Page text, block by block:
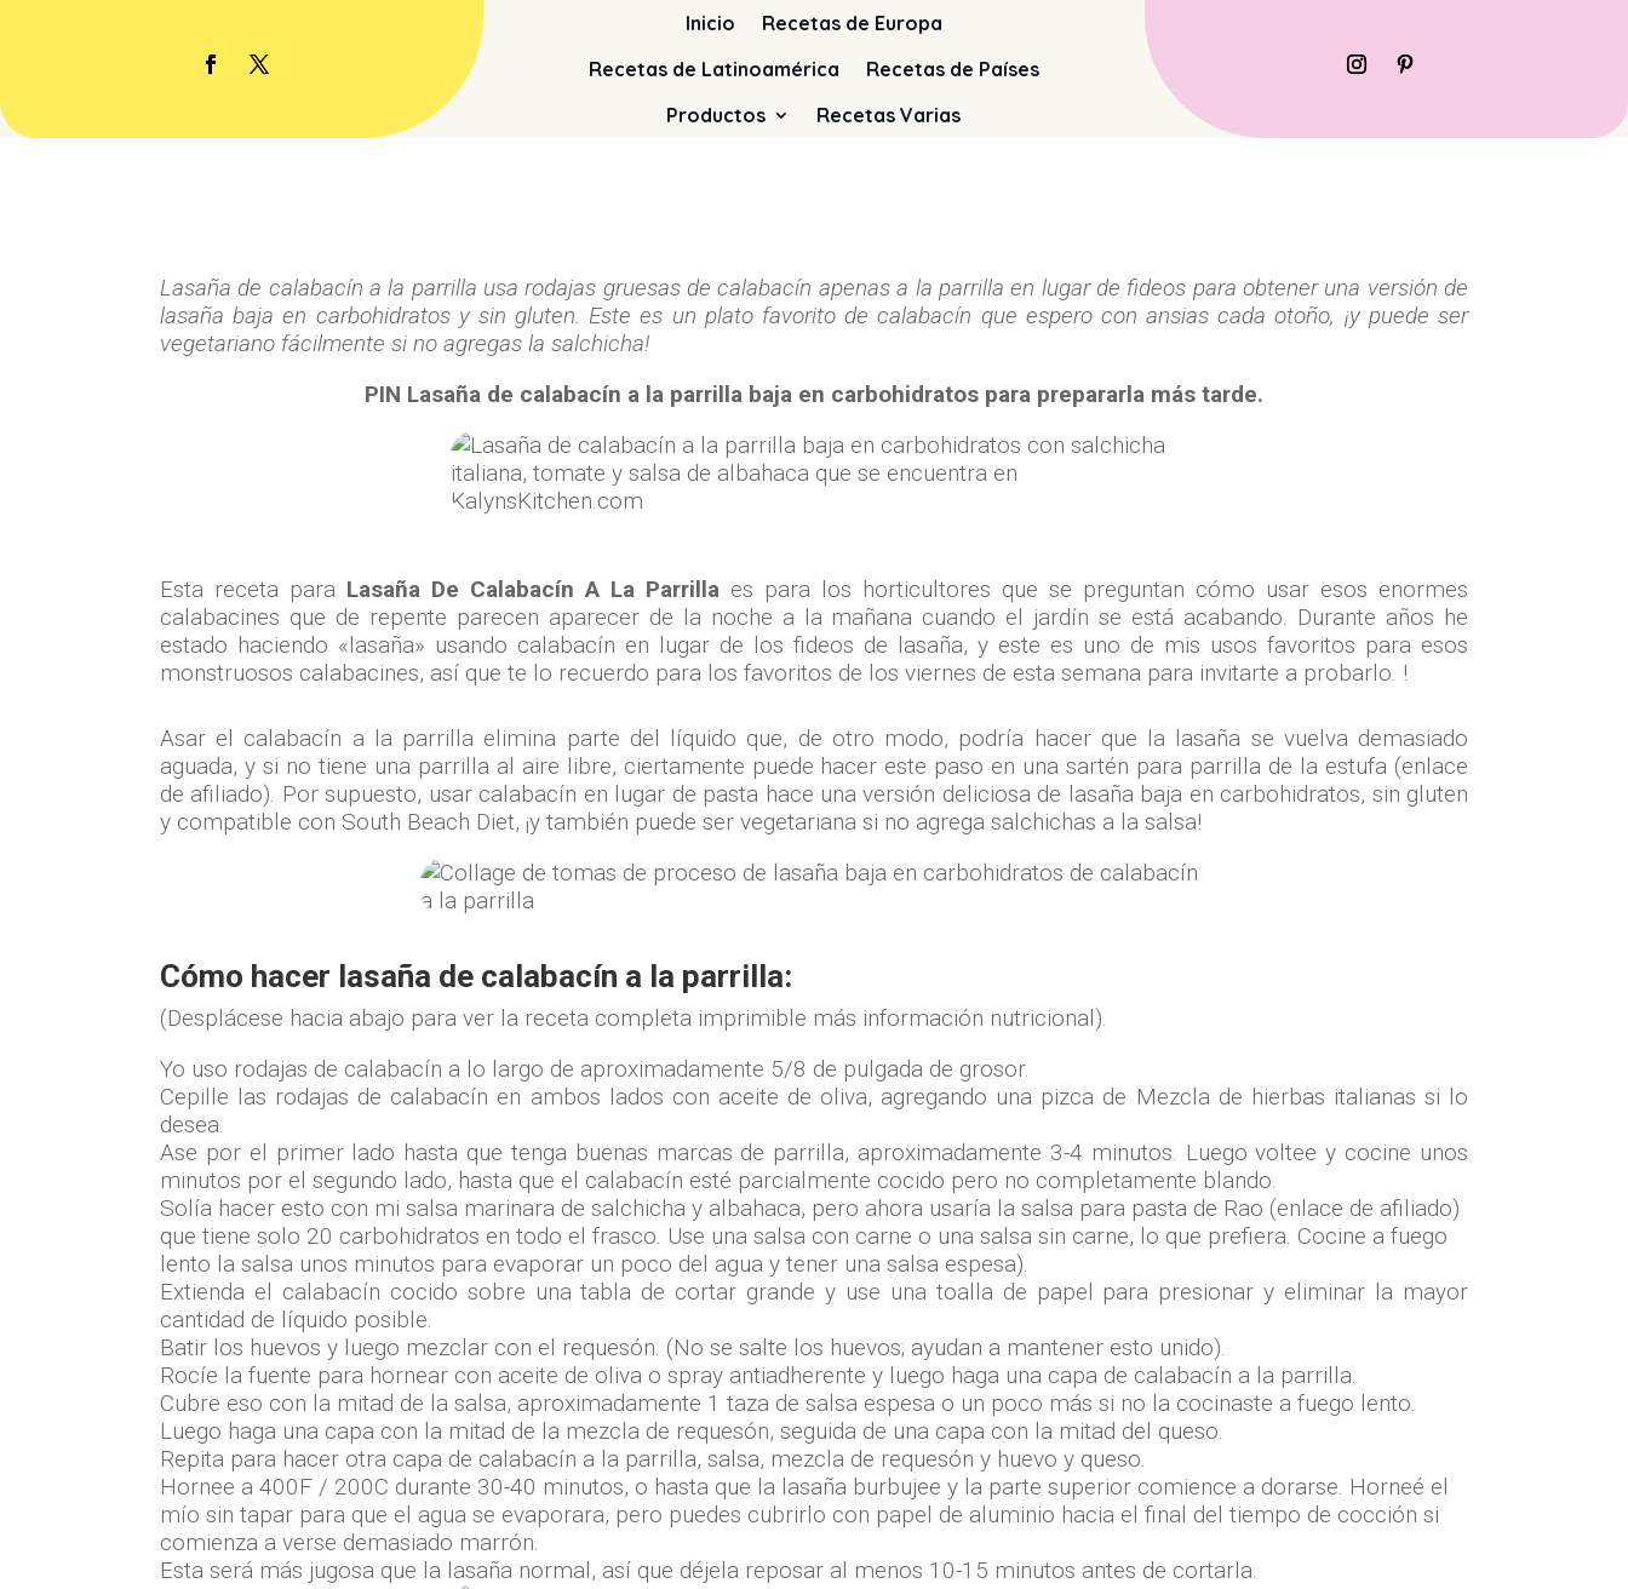
Inicio
Recetas de Europa
Recetas de Latinoamérica
Recetas de Países
Productos
Recetas Varias
Lasaña de calabacín a la parrilla usa rodajas gruesas de calabacín apenas a la parrilla en lugar de fideos para obtener una versión de
lasaña baja en carbohidratos y sin gluten. Este es un plato favorito de calabacín que espero con ansias cada otoño, ¡y puede ser
vegetariano fácilmente si no agregas la salchicha!
PIN Lasaña de calabacín a la parrilla baja en carbohidratos para prepararla más tarde.
Esta receta para Lasaña De Calabacín A La Parrilla es para los horticultores que se preguntan cómo usar esos enormes
calabacines que de repente parecen aparecer de la noche a la mañana cuando el jardín se está acabando. Durante años he
estado haciendo «lasaña» usando calabacín en lugar de los fideos de lasaña, y este es uno de mis usos favoritos para esos
monstruosos calabacines, así que te lo recuerdo para los favoritos de los viernes de esta semana para invitarte a probarlo. !
Asar el calabacín a la parrilla elimina parte del líquido que, de otro modo, podría hacer que la lasaña se vuelva demasiado
aguada, y si no tiene una parrilla al aire libre, ciertamente puede hacer este paso en una sartén para parrilla de la estufa (enlace
de afiliado). Por supuesto, usar calabacín en lugar de pasta hace una versión deliciosa de lasaña baja en carbohidratos, sin gluten
y compatible con South Beach Diet, ¡y también puede ser vegetariana si no agrega salchichas a la salsa!
Cómo hacer lasaña de calabacín a la parrilla:
(Desplácese hacia abajo para ver la receta completa imprimible más información nutricional).
Yo uso rodajas de calabacín a lo largo de aproximadamente 5/8 de pulgada de grosor.
Cepille las rodajas de calabacín en ambos lados con aceite de oliva, agregando una pizca de Mezcla de hierbas italianas si lo
desea.
Ase por el primer lado hasta que tenga buenas marcas de parrilla, aproximadamente 3-4 minutos. Luego voltee y cocine unos
minutos por el segundo lado, hasta que el calabacín esté parcialmente cocido pero no completamente blando.
Solía ​​hacer esto con mi salsa marinara de salchicha y albahaca, pero ahora usaría la salsa para pasta de Rao (enlace de afiliado)
que tiene solo 20 carbohidratos en todo el frasco. Use una salsa con carne o una salsa sin carne, lo que prefiera. Cocine a fuego
lento la salsa unos minutos para evaporar un poco del agua y tener una salsa espesa).
Extienda el calabacín cocido sobre una tabla de cortar grande y use una toalla de papel para presionar y eliminar la mayor
cantidad de líquido posible.
Batir los huevos y luego mezclar con el requesón. (No se salte los huevos; ayudan a mantener esto unido).
Rocíe la fuente para hornear con aceite de oliva o spray antiadherente y luego haga una capa de calabacín a la parrilla.
Cubre eso con la mitad de la salsa, aproximadamente 1 taza de salsa espesa o un poco más si no la cocinaste a fuego lento.
Luego haga una capa con la mitad de la mezcla de requesón, seguida de una capa con la mitad del queso.
Repita para hacer otra capa de calabacín a la parrilla, salsa, mezcla de requesón y huevo y queso.
Hornee a 400F / 200C durante 30-40 minutos, o hasta que la lasaña burbujee y la parte superior comience a dorarse. Horneé el
mío sin tapar para que el agua se evaporara, pero puedes cubrirlo con papel de aluminio hacia el final del tiempo de cocción si
comienza a verse demasiado marrón.
Esta será más jugosa que la lasaña normal, así que déjela reposar al menos 10-15 minutos antes de cortarla.